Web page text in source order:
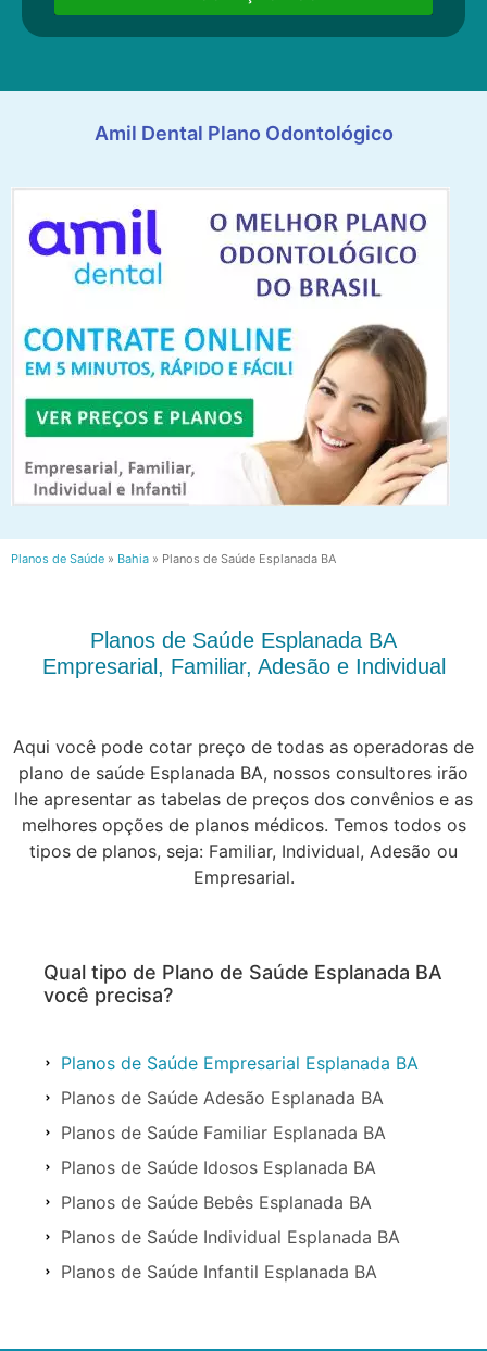
Amil Dental Plano Odontológico
Planos de Saúde » Bahia » Planos de Saúde Esplanada BA
Planos de Saúde Esplanada BA
Empresarial, Familiar, Adesão e Individual
Aqui você pode cotar preço de todas as operadoras de
plano de saúde Esplanada BA, nossos consultores irão
lhe apresentar as tabelas de preços dos convênios e as
melhores opções de planos médicos. Temos todos os
tipos de planos, seja: Familiar, Individual, Adesão ou
Empresarial.
Qual tipo de Plano de Saúde Esplanada BA
você precisa?
Planos de Saúde Empresarial Esplanada BA
Planos de Saúde Adesão Esplanada BA
Planos de Saúde Familiar Esplanada BA
Planos de Saúde Idosos Esplanada BA
Planos de Saúde Bebês Esplanada BA
Planos de Saúde Individual Esplanada BA
Planos de Saúde Infantil Esplanada BA